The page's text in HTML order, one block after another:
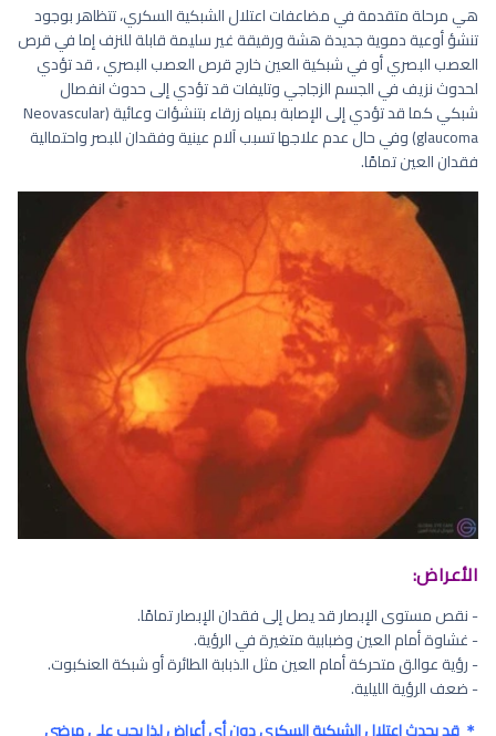
هي مرحلة متقدمة في مضاعفات اعتلال الشبكية السكري، تتظاهر بوجود
تنشؤ أوعية دموية جديدة هشة ورقيقة غير سليمة قابلة للنزف إما في قرص
العصب البصري أو في شبكية العين خارج قرص العصب البصري ، قد تؤدي
لحدوث نزيف في الجسم الزجاجي وتليفات قد تؤدي إلى حدوث انفصال
شبكي كما قد تؤدي إلى الإصابة بمياه زرقاء بتنشؤات وعائية (Neovascular
glaucoma) وفي حال عدم علاجها تسبب آلام عينية وفقدان للبصر واحتمالية
فقدان العين تمامًا.
الأعراض:
- نقص مستوى الإبصار قد يصل إلى فقدان الإبصار تمامًا.
- غشاوة أمام العين وضبابية متغيرة في الرؤية.
- رؤية عوالق متحركة أمام العين مثل الذبابة الطائرة أو شبكة العنكبوت.
- ضعف الرؤية الليلية.